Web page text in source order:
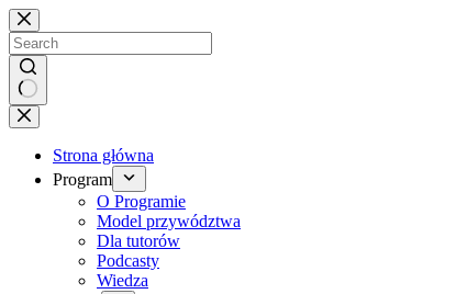
Brak
wyników
Strona główna
Program
O Programie
Model przywództwa
Dla tutorów
Podcasty
Wiedza